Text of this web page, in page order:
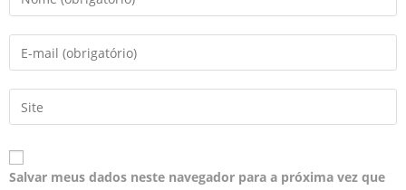
Salvar meus dados neste navegador para a próxima vez que